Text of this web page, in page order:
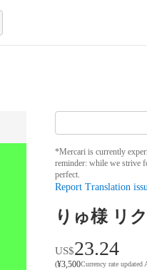
*Mercari is currently
reminder: while we strive
perfect.
Report Translation
りゅ様 リ
US$23.24
(¥3,500Currency rate updated